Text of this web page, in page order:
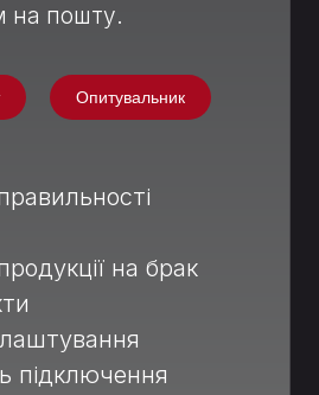
на пошту.
Опитувальник
на брак
підключення